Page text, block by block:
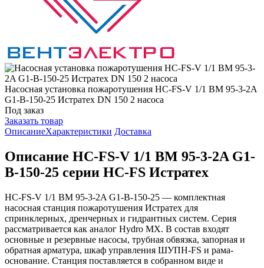
Насосная установка пожаротушения HC-FS-V 1/1 BM 95-3-2A
G1-B-150-25 Истратех DN 150 2 насоса
Под заказ
Заказать товар
ОписаниеХарактеристики Доставка
Описание HC-FS-V 1/1 BM 95-3-2A G1-
B-150-25 серии HC-FS Истратех
HC-FS-V 1/1 BM 95-3-2A G1-B-150-25 — комплектная
насосная станция пожаротушения Истратех для
спринклерных, дренчерных и гидрантных систем. Серия
рассматривается как аналог Hydro MX. В состав входят
основные и резервные насосы, трубная обвязка, запорная и
обратная арматура, шкаф управления ШУПН-FS и рама-
основание. Станция поставляется в собранном виде и